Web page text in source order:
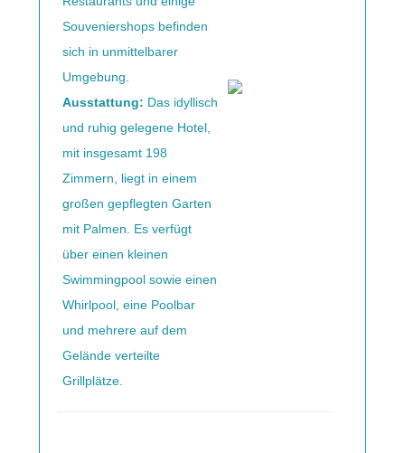
Souveniershops befinden
sich in unmittelbarer
Umgebung.
Ausstattung: Das idyllisch
und ruhig gelegene Hotel,
mit insgesamt 198
Zimmern, liegt in einem
großen gepflegten Garten
mit Palmen. Es verfügt
über einen kleinen
Swimmingpool sowie einen
Whirlpool, eine Poolbar
und mehrere auf dem
Gelände verteilte
Grillplätze.